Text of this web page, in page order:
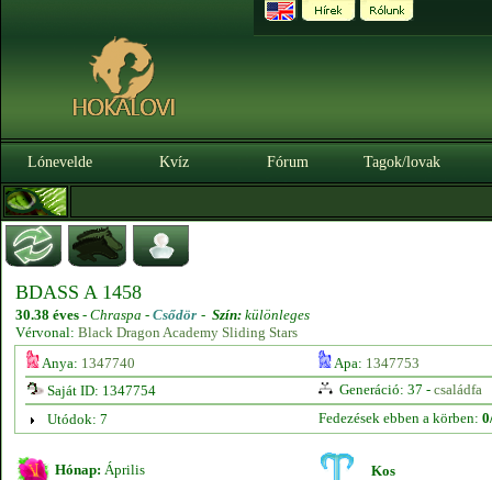
Lónevelde Kvíz Fórum Tagok/lovak
BDASS A 1458
30.38 éves - Chraspa - Csődör - Szín: különleges
Vérvonal: Black Dragon Academy Sliding Stars
Anya: 1347740 Apa: 1347753
Saját ID: 1347754
Generáció: 37 - családfa
Utódok: 7
Fedezések ebben a körben:
Hónap: Április Kos